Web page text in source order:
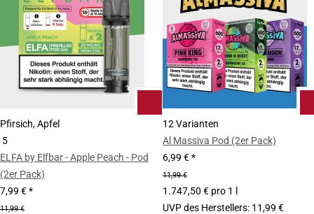
Pfirsich, Apfel
5
ELFA by Elfbar - Apple Peach - Pod
(2er Pack)
7,99 €*
11,99 €
12 Varianten
Al Massiva Pod (2er Pack)
6,99 €*
11,99 €
1.747,50 € pro 1 l
UVP des Herstellers: 11,99 €